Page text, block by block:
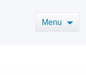
Menu